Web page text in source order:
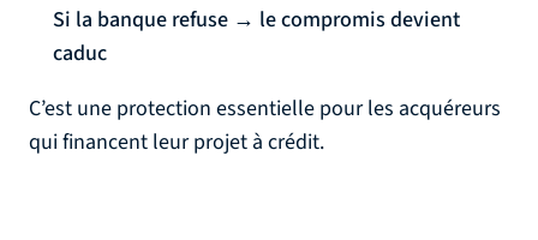
Si la banque refuse → le compromis devient
caduc
C’est une protection essentielle pour les acquéreurs
qui financent leur projet à crédit.